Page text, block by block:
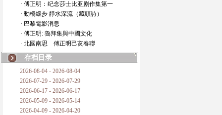
· 傅正明：纪念莎士比亚剧作集第一
· 動橋緩步 靜水深流（藏頭詩）
· 巴黎電影消息
· 傅正明: 魯拜集與中國文化
· 北國南思 傅正明己亥春聯
存档目录
2026-08-04 - 2026-08-04
2026-07-29 - 2026-07-29
2026-06-17 - 2026-06-17
2026-05-09 - 2026-05-14
2026-04-09 - 2026-04-20